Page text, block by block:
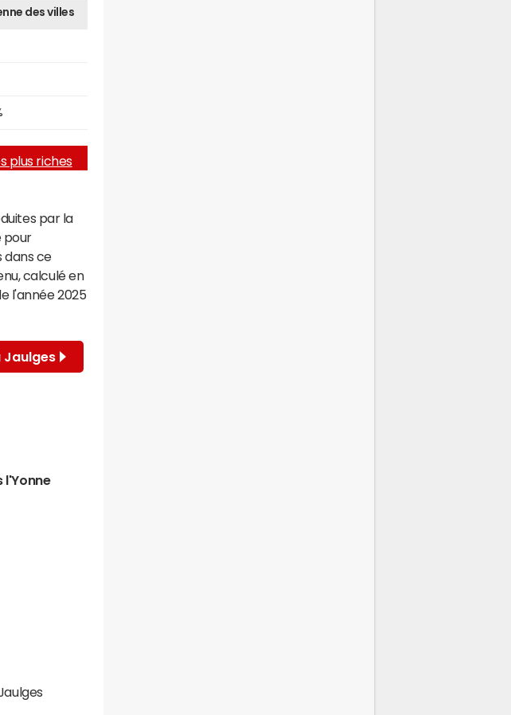
des villes
plus riches
par la
pour
dans ce
calculé en
l'année 2025
Jaulges
l'Yonne